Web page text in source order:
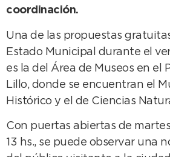
coordinación.
Una de las propuestas
Estado Municipal durante el
es la del Área de Museos en el
Lillo, donde se encuentran el
Histórico y el de Ciencias
Con puertas abiertas de
13 hs., se puede observar una